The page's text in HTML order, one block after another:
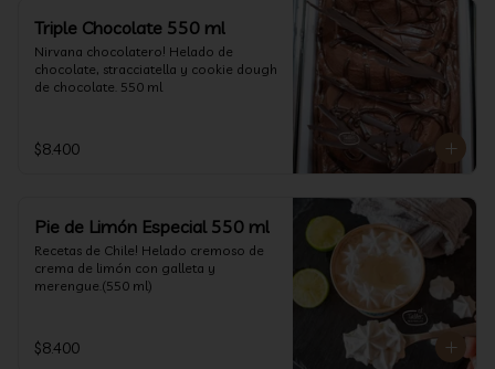
Triple Chocolate 550 ml
Nirvana chocolatero! Helado de
chocolate, stracciatella y cookie dough
de chocolate. 550 ml
$8.400
Pie de Limón Especial 550 ml
Recetas de Chile! Helado cremoso de
crema de limón con galleta y
merengue.(550 ml)
$8.400